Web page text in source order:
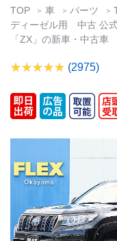
TOP 車 パーツ
ディーゼル用 中古 公
「ZX」の新車・中古車
(2975)